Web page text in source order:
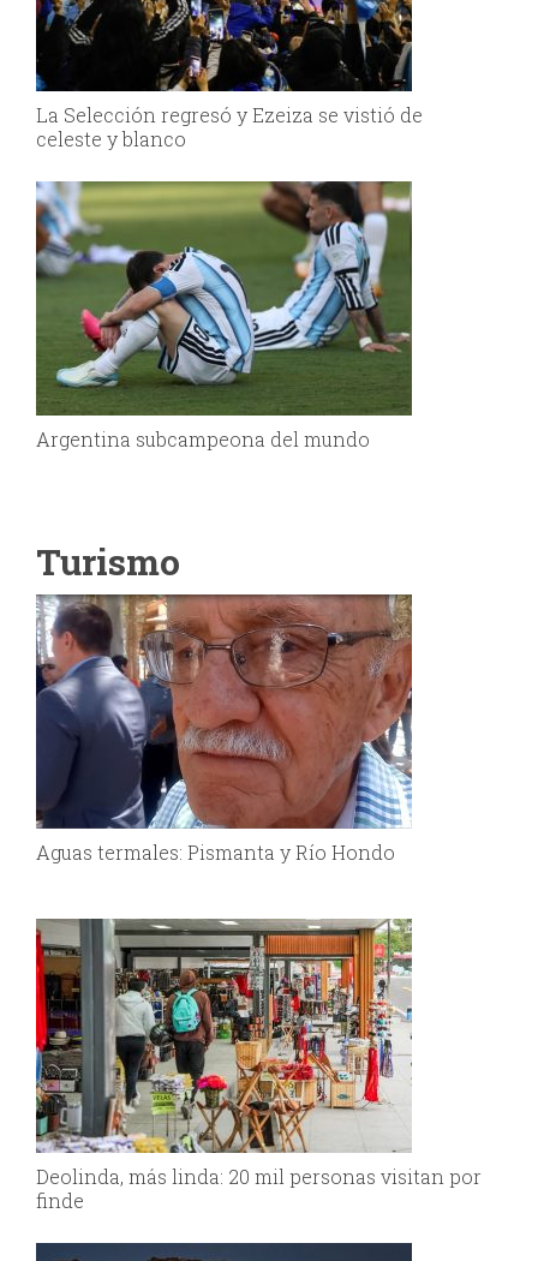
La Selección regresó y Ezeiza se vistió de
celeste y blanco
Argentina subcampeona del mundo
Turismo
Aguas termales: Pismanta y Río Hondo
Deolinda, más linda: 20 mil personas visitan por
finde